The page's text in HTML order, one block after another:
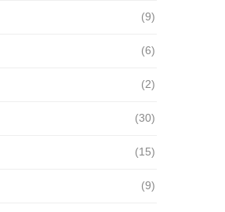
(9)
(6)
(2)
(30)
(15)
(9)